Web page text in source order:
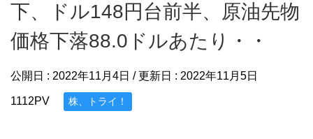
下、ドル148円台前半、原油先物
価格下落88.0ドルあたり・・
公開日 : 2022年11月4日 / 更新日 : 2022年11月5日
1112PV 株、トライ！